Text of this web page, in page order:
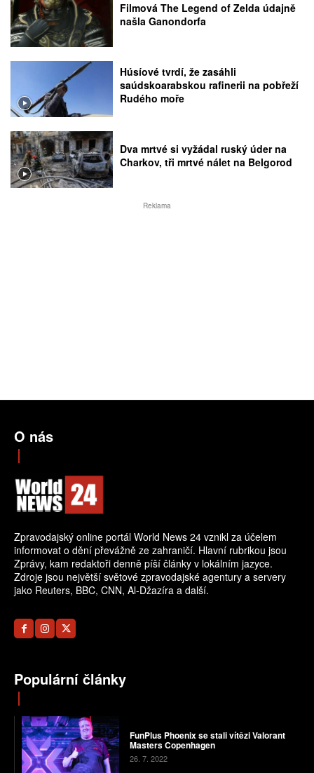
Filmová The Legend of Zelda údajně
našla Ganondorfa
Húsíové tvrdí, že zasáhli
saúdskoarabskou rafinerii na pobřeží
Rudého moře
Dva mrtvé si vyžádal ruský úder na
Charkov, tři mrtvé nálet na Belgorod
Reklama
O nás
Zpravodajský online portál World News 24 vznikl za účelem
informovat o dění převážně ze zahraničí. Hlavní rubrikou jsou
Zprávy, kam redaktoři denně píší články v lokálním jazyce.
Zdroje jsou největší světové zpravodajské agentury a servery
jako Reuters, BBC, CNN, Al-Džazíra a další.
Populární články
FunPlus Phoenix se stali vítězi Valorant
Masters Copenhagen
26. 7. 2022